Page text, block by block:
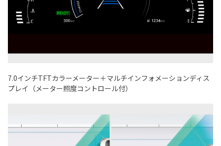
7.0インチTFTカラーメーター＋マルチインフォメーションディス
プレイ（メーター照度コントロール付）